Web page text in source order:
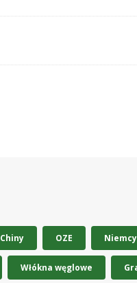
Chiny OZE Niemcy
Włókna węglowe